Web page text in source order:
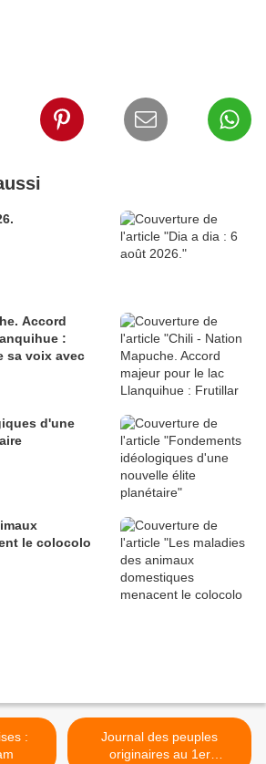
Accord
:
sa voix avec
d'une
le colocolo
Journal des peuples
originaires au 1er